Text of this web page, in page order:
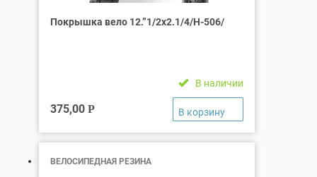
Покрышка вело 12.”1/2х2.1/4/Н-506/
В наличии
375,00 Р
ВЕЛОСИПЕДНАЯ РЕЗИНА